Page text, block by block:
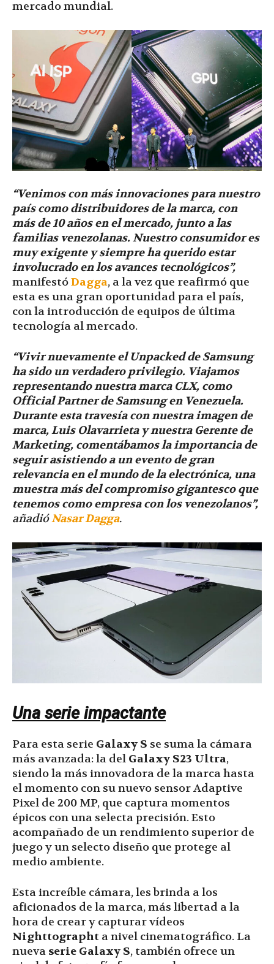
mercado mundial.
“Venimos con más innovaciones para nuestro
país como distribuidores de la marca, con
más de 10 años en el mercado, junto a las
familias venezolanas. Nuestro consumidor es
muy exigente y siempre ha querido estar
involucrado en los avances tecnológicos”,
manifestóDagga, a la vez que reafirmó que
esta es una gran oportunidad para el país,
con la introducción de equipos de última
tecnología al mercado.
“Vivir nuevamente el Unpacked de Samsung
ha sido un verdadero privilegio. Viajamos
representando nuestra marca CLX, como
Official Partner de Samsung en Venezuela.
Durante esta travesía con nuestra imagen de
marca, Luis Olavarrieta y nuestra Gerente de
Marketing, comentábamos la importancia de
seguir asistiendo a un evento de gran
relevancia en el mundo de la electrónica, una
muestra más del compromiso gigantesco que
tenemos como empresa con los venezolanos”,
añadióNasar Dagga.
Una serie impactante
Para esta serie Galaxy S se suma la cámara
más avanzada: la del Galaxy S23 Ultra,
siendo la más innovadora de la marca hasta
el momento con su nuevo sensor Adaptive
Pixel de 200 MP, que captura momentos
épicos con una selecta precisión. Esto
acompañado de un rendimiento superior de
juego y un selecto diseño que protege al
medio ambiente.
Esta increíble cámara, les brinda a los
aficionados de la marca, más libertad a la
hora de crear y capturar vídeos
Nighttographt a nivel cinematográfico. La
nueva serie Galaxy S, también ofrece un